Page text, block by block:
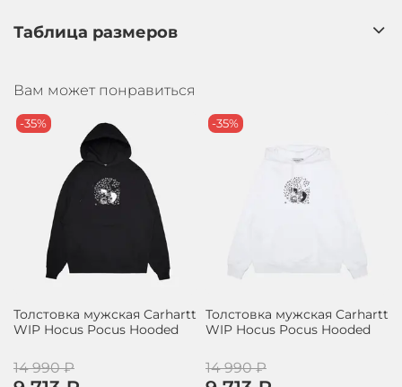
Таблица размеров
Вам может понравиться
-35%
Толстовка мужская Carhartt
WIP Hocus Pocus Hooded
14 990 ₽
-35%
Толстовка мужская Carhartt
WIP Hocus Pocus Hooded
14 990 ₽